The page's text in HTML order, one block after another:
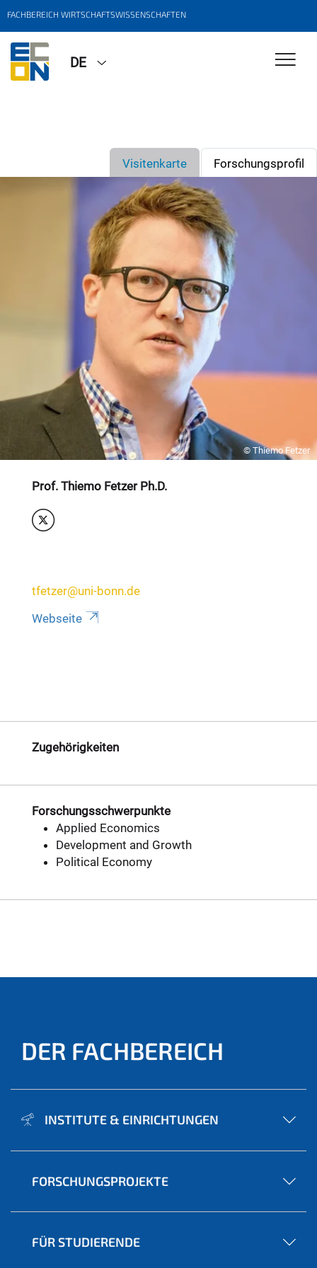
FACHBEREICH WIRTSCHAFTSWISSENSCHAFTEN
DE
Forschungsprofil
Visitenkarte
© Thiemo Fetzer
Prof. Thiemo Fetzer Ph.D.
tfetzer@uni-bonn.de
Webseite
Zugehörigkeiten
Forschungsschwerpunkte
Applied Economics
Development and Growth
Political Economy
DER FACHBEREICH
INSTITUTE & EINRICHTUNGEN
FORSCHUNGSPROJEKTE
FÜR STUDIERENDE